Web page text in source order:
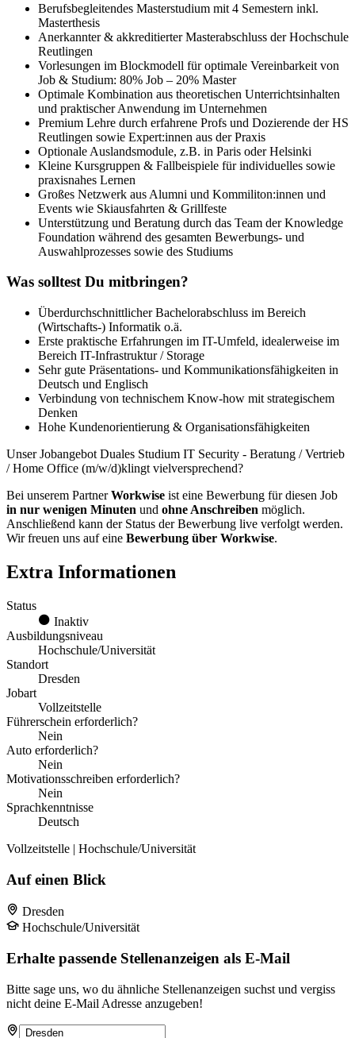
Berufsbegleitendes Masterstudium mit 4 Semestern inkl.
Masterthesis
Anerkannter & akkreditierter Masterabschluss der Hochschule
Reutlingen
Vorlesungen im Blockmodell für optimale Vereinbarkeit von
Job & Studium: 80% Job – 20% Master
Optimale Kombination aus theoretischen Unterrichtsinhalten
und praktischer Anwendung im Unternehmen
Premium Lehre durch erfahrene Profs und Dozierende der HS
Reutlingen sowie Expert:innen aus der Praxis
Optionale Auslandsmodule, z.B. in Paris oder Helsinki
Kleine Kursgruppen & Fallbeispiele für individuelles sowie
praxisnahes Lernen
Großes Netzwerk aus Alumni und Kommiliton:innen und
Events wie Skiausfahrten & Grillfeste
Unterstützung und Beratung durch das Team der Knowledge
Foundation während des gesamten Bewerbungs- und
Auswahlprozesses sowie des Studiums
Was solltest Du mitbringen?
Überdurchschnittlicher Bachelorabschluss im Bereich
(Wirtschafts-) Informatik o.ä.
Erste praktische Erfahrungen im IT-Umfeld, idealerweise im
Bereich IT-Infrastruktur / Storage
Sehr gute Präsentations- und Kommunikationsfähigkeiten in
Deutsch und Englisch
Verbindung von technischem Know-how mit strategischem
Denken
Hohe Kundenorientierung & Organisationsfähigkeiten
Unser Jobangebot Duales Studium IT Security - Beratung / Vertrieb
/ Home Office (m/w/d)klingt vielversprechend?
Bei unserem PartnerWorkwise ist eine Bewerbung für diesen Job
in nur wenigen Minuten und ohne Anschreiben möglich.
Anschließend kann der Status der Bewerbung live verfolgt werden.
Wir freuen uns auf eine Bewerbung über Workwise.
Extra Informationen
Status
Inaktiv
Ausbildungsniveau
Hochschule/Universität
Standort
Dresden
Jobart
Vollzeitstelle
Führerschein erforderlich?
Nein
Auto erforderlich?
Nein
Motivationsschreiben erforderlich?
Nein
Sprachkenntnisse
Deutsch
Vollzeitstelle | Hochschule/Universität
Auf einen Blick
Dresden
Hochschule/Universität
Erhalte passende Stellenanzeigen als E-Mail
Bitte sage uns, wo du ähnliche Stellenanzeigen suchst und vergiss
nicht deine E-Mail Adresse anzugeben!